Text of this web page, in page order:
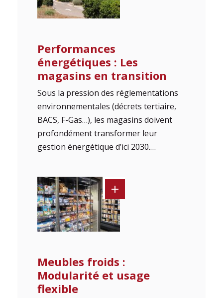
Performances
énergétiques : Les
magasins en transition
Sous la pression des réglementations
environnementales (décrets tertiaire,
BACS, F-Gas…), les magasins doivent
profondément transformer leur
gestion énergétique d’ici 2030.…
Meubles froids :
Modularité et usage
flexible